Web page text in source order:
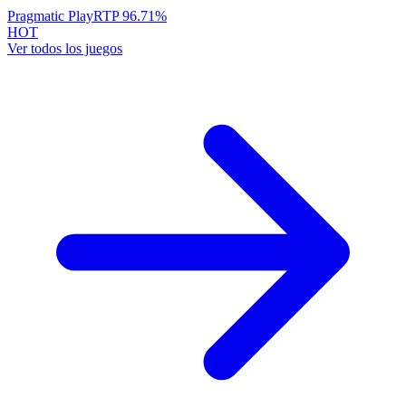
Pragmatic PlayRTP96.71%
HOT
Ver todos los juegos